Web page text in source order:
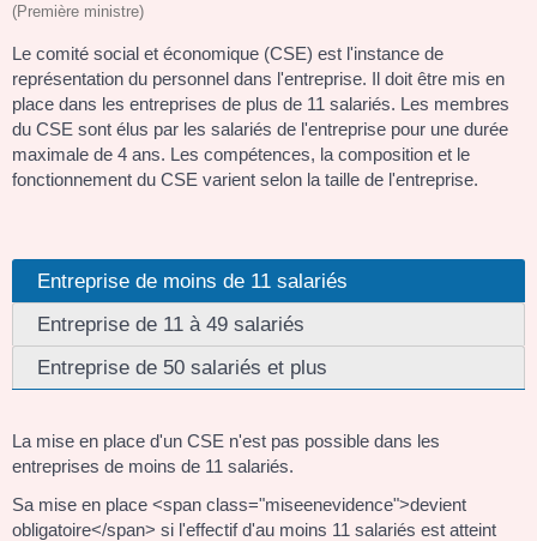
(Première ministre)
Le comité social et économique (CSE) est l'instance de
représentation du personnel dans l'entreprise. Il doit être mis en
place dans les entreprises de plus de 11 salariés. Les membres
du CSE sont élus par les salariés de l'entreprise pour une durée
maximale de 4 ans. Les compétences, la composition et le
fonctionnement du CSE varient selon la taille de l'entreprise.
Entreprise de moins de 11 salariés
Entreprise de 11 à 49 salariés
Entreprise de 50 salariés et plus
La mise en place d'un CSE n'est pas possible dans les
entreprises de moins de 11 salariés.
Sa mise en place <span class="miseenevidence">devient
obligatoire</span> si l'effectif d'au moins 11 salariés est atteint